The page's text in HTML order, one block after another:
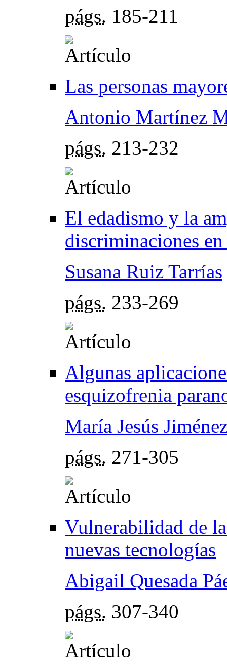
págs. 185-211
Las personas
Antonio Martínez
págs. 213-232
El edadismo y la
discriminaciones
Susana Ruiz Tarrías
págs. 233-269
Algunas
esquizofrenia
María Jesús
págs. 271-305
Vulnerabilidad de
nuevas tecnologías
Abigail Quesada
págs. 307-340